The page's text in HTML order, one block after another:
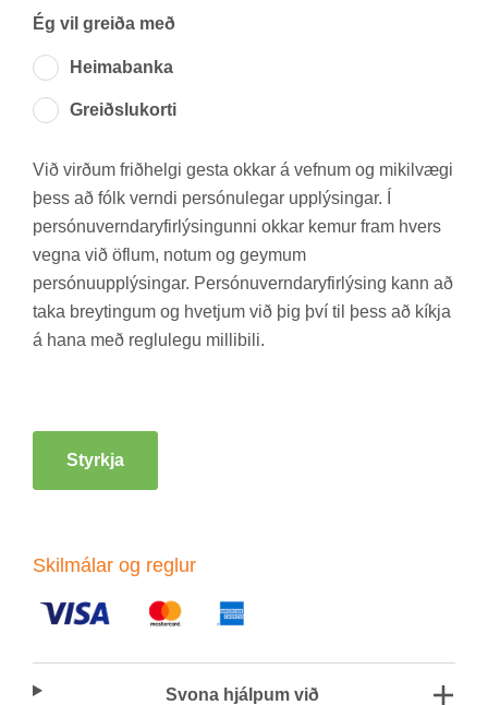
Svona hjálp­um við
Ég vil greiða með
Heima­banka
Greiðslu­korti
Við virð­um frið­helgi gesta okk­ar á vefn­um og mik­il­vægi
þess að fólk verndi per­sónu­leg­ar upp­lýs­ing­ar. Í
per­sónu­vernd­ar­yf­ir­lýs­ing­unni okk­ar kem­ur fram hvers
vegna við öfl­um, not­um og geym­um
per­sónu­upp­lýs­ing­ar. Per­sónu­vernd­ar­yf­ir­lýs­ing kann að
taka breyt­ing­um og hvetj­um við þig því til þess að kíkja
á hana með reglu­legu milli­bili.
Styrkja
Skil­mál­ar og regl­ur